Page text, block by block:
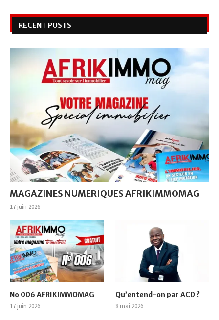
RECENT POSTS
MAGAZINES NUMERIQUES AFRIKIMMOMAG
17 juin 2026
No 006 AFRIKIMMOMAG
17 juin 2026
Qu’entend-on par ACD ?
8 mai 2026